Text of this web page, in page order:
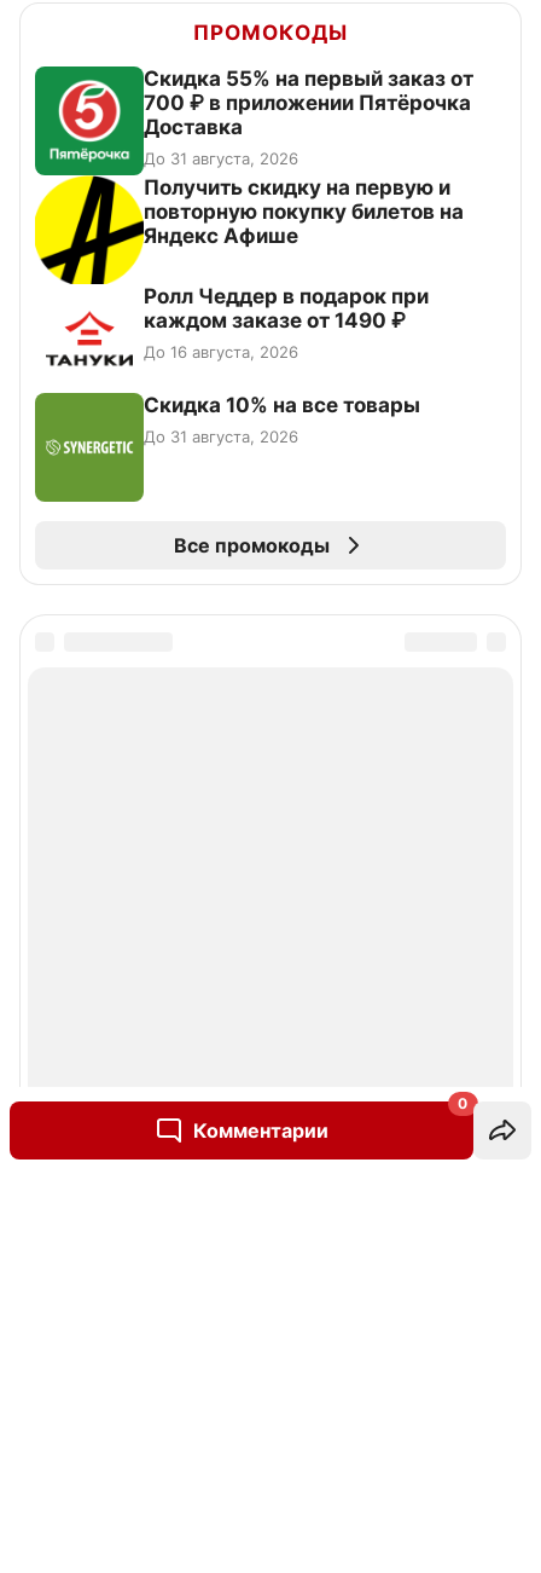
Комментарии
0
ПРОМОКОДЫ
Скидка 55% на первый заказ от
700 ₽ в приложении Пятёрочка
Доставка
До 31 августа, 2026
Получить скидку на первую и
повторную покупку билетов на
Яндекс Афише
Ролл Чеддер в подарок при
каждом заказе от 1490 ₽
До 16 августа, 2026
Скидка 10% на все товары
До 31 августа, 2026
Все промокоды